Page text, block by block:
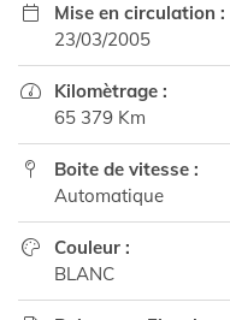

Mise en circulation :
23/03/2005

Kilomètrage :
65 379 Km

Boite de vitesse :
Automatique

Couleur :
BLANC